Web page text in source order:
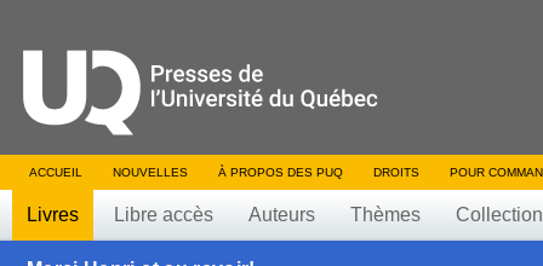
ACCUEIL NOUVELLES À PROPOS DES PUQ DROITS POUR
Livres Libre accès Auteurs Thèmes